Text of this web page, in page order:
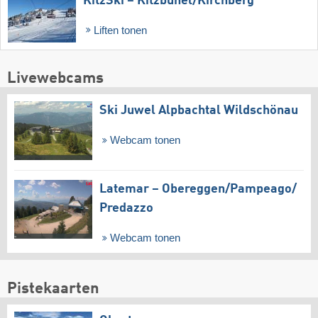
Liften tonen
Livewebcams
Ski Juwel Alpbachtal Wildschönau
Webcam tonen
Latemar – Obereggen/​Pampeago/​
Predazzo
Webcam tonen
Pistekaarten